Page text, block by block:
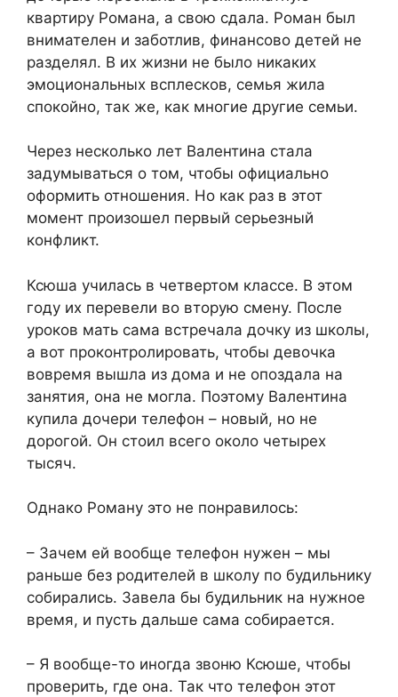
квартиру Романа, а свою сдала. Роман был
внимателен и заботлив, финансово детей не
разделял. В их жизни не было никаких
эмоциональных всплесков, семья жила
спокойно, так же, как многие другие семьи.
Через несколько лет Валентина стала
задумываться о том, чтобы официально
оформить отношения. Но как раз в этот
момент произошел первый серьезный
конфликт.
Ксюша училась в четвертом классе. В этом
году их перевели во вторую смену. После
уроков мать сама встречала дочку из школы,
а вот проконтролировать, чтобы девочка
вовремя вышла из дома и не опоздала на
занятия, она не могла. Поэтому Валентина
купила дочери телефон – новый, но не
дорогой. Он стоил всего около четырех
тысяч.
Однако Роману это не понравилось:
– Зачем ей вообще телефон нужен – мы
раньше без родителей в школу по будильнику
собирались. Завела бы будильник на нужное
время, и пусть дальше сама собирается.
– Я вообще-то иногда звоню Ксюше, чтобы
проверить, где она. Так что телефон этот